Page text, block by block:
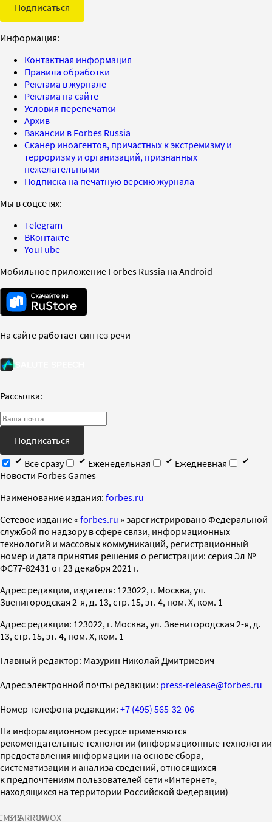
Подписаться
Информация:
Контактная информация
Правила обработки
Реклама в журнале
Реклама на сайте
Условия перепечатки
Архив
Вакансии в Forbes Russia
Сканер иноагентов, причастных к экстремизму и
терроризму и организаций, признанных
нежелательными
Подписка на печатную версию журнала
Мы в соцсетях:
Telegram
ВКонтакте
YouTube
Мобильное приложение Forbes Russia на Android
На сайте работает синтез речи
Рассылка:
Подписаться
Все сразу
Еженедельная
Ежедневная
Новости Forbes Games
Наименование издания: forbes.ru
Cетевое издание « forbes.ru » зарегистрировано Федеральной
службой по надзору в сфере связи, информационных
технологий и массовых коммуникаций, регистрационный
номер и дата принятия решения о регистрации: серия Эл №
ФС77-82431 от 23 декабря 2021 г.
Адрес редакции, издателя: 123022, г. Москва, ул.
Звенигородская 2-я, д. 13, стр. 15, эт. 4, пом. X, ком. 1
Адрес редакции: 123022, г. Москва, ул. Звенигородская 2-я, д.
13, стр. 15, эт. 4, пом. X, ком. 1
Главный редактор: Мазурин Николай Дмитриевич
Адрес электронной почты редакции: press-release@forbes.ru
Номер телефона редакции: +7 (495) 565-32-06
На информационном ресурсе применяются
рекомендательные технологии (информационные технологии
предоставления информации на основе сбора,
систематизации и анализа сведений, относящихся
к предпочтениям пользователей сети «Интернет»,
находящихся на территории Российской Федерации)
SPARROWINFOX